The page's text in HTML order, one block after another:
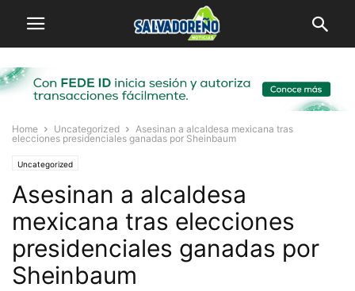
Home Uncategorized
Asesinan a alcaldesa mexicana tras
elecciones presidenciales ganadas por Sheinbaum
Uncategorized
Asesinan a alcaldesa
mexicana tras elecciones
presidenciales ganadas por
Sheinbaum